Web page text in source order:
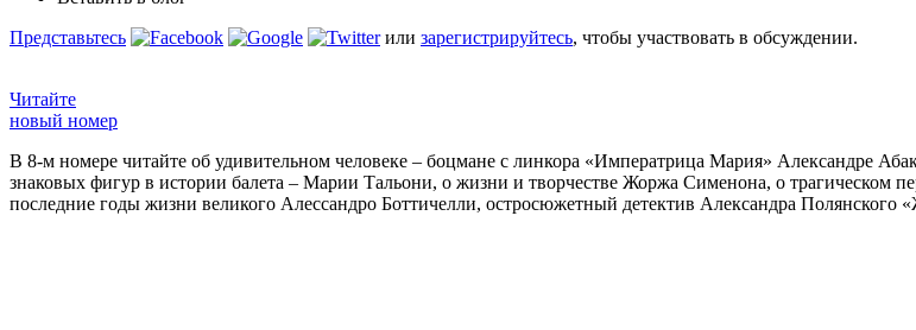
Представьтесь
или зарегистрируйтесь, чтобы участвовать в обсуждении.
Читайте
новый номер
В 8-м номере читайте об удивительном человеке – боцмане с линкора «Императрица Мария» Александре
знаковых фигур в истории балета – Марии Тальони, о жизни и творчестве Жоржа Сименона, о трагическом
последние годы жизни великого Алессандро Боттичелли, остросюжетный детектив Александра Полянского